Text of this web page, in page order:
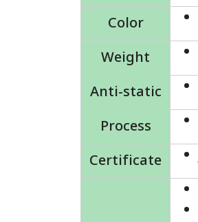
Color
Weight
Anti-static
Process
Certificate